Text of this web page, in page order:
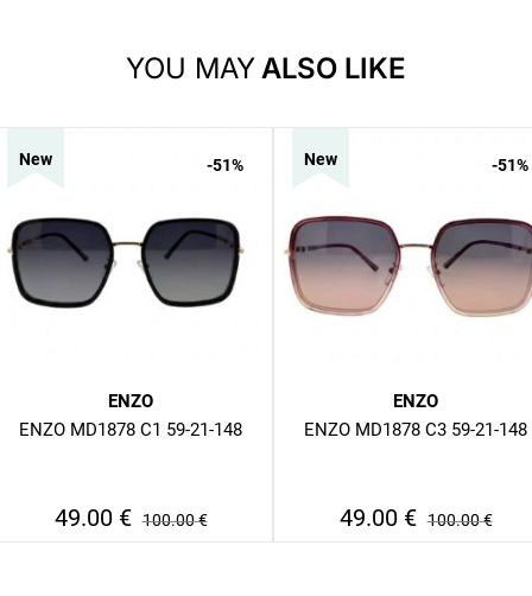
YOU MAYALSO LIKE
ENZO
ENZO MD1878 C1 59-21-148
49.00 € 100.00€
New -51%
ENZO
ENZO MD1878 C3 59-21-148
49.00 € 100.00€
New -51%